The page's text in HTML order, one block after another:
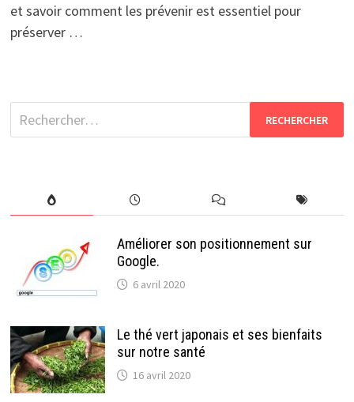
et savoir comment les prévenir est essentiel pour
préserver …
Rechercher :
Améliorer son positionnement sur
Google.
6 avril 2020
Le thé vert japonais et ses bienfaits
sur notre santé
16 avril 2020